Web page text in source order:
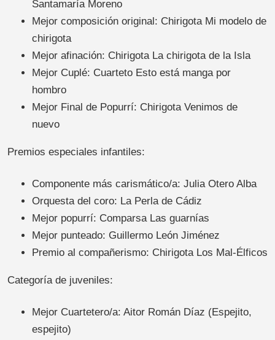
Santamaría Moreno
Mejor composición original: Chirigota Mi modelo de
chirigota
Mejor afinación: Chirigota La chirigota de la Isla
Mejor Cuplé: Cuarteto Esto está manga por
hombro
Mejor Final de Popurrí: Chirigota Venimos de
nuevo
Premios especiales infantiles:
Componente más carismático/a: Julia Otero Alba
Orquesta del coro: La Perla de Cádiz
Mejor popurrí: Comparsa Las guarnías
Mejor punteado: Guillermo León Jiménez
Premio al compañerismo: Chirigota Los Mal-Élficos
Categoría de juveniles:
Mejor Cuartetero/a: Aitor Román Díaz (Espejito,
espejito)